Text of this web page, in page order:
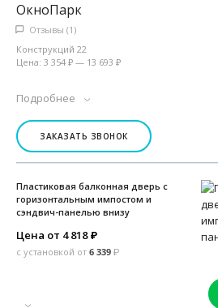
ОкноПарк
ЗАКАЗАТЬ ЗВОНОК
Отзывы (1)
Конструкций 22
Цена: 3 354 ₽ — 13 693 ₽
Подробнее
Пластиковая балконная дверь с
горизонтальным импостом и
сэндвич-панелью внизу
Цена от 4 818 ₽
с установкой от 6 339 ₽